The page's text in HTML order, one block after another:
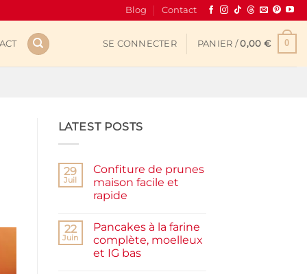
Blog Contact
SE CONNECTER PANIER /0,00 € 0
LATEST POSTS
29
Juil
Confiture de prunes
maison facile et
rapide
sur
Confiture
de
prunes
22
Juin
Pancakes à la farine
complète, moelleux
et IG bas